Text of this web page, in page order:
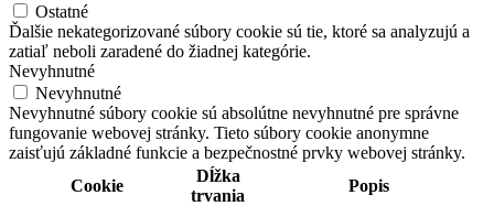
Ostatné
Ďalšie nekategorizované súbory cookie sú tie, ktoré sa analyzujú a
zatiaľ neboli zaradené do žiadnej kategórie.
Nevyhnutné
Nevyhnutné
Nevyhnutné súbory cookie sú absolútne nevyhnutné pre správne
fungovanie webovej stránky. Tieto súbory cookie anonymne
zaisťujú základné funkcie a bezpečnostné prvky webovej stránky.
Cookie
Dĺžka
trvania
Popis